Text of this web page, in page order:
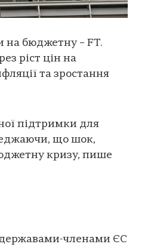
на бюджетну – FT.
ріст цін на
та зростання
підтримки для
що шок,
кризу, пише
державами-членами ЄС